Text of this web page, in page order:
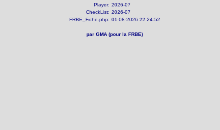
Player: 2026-07
CheckList: 2026-07
FRBE_Fiche.php: 01-08-2026 22:24:52
par GMA (pour la FRBE)